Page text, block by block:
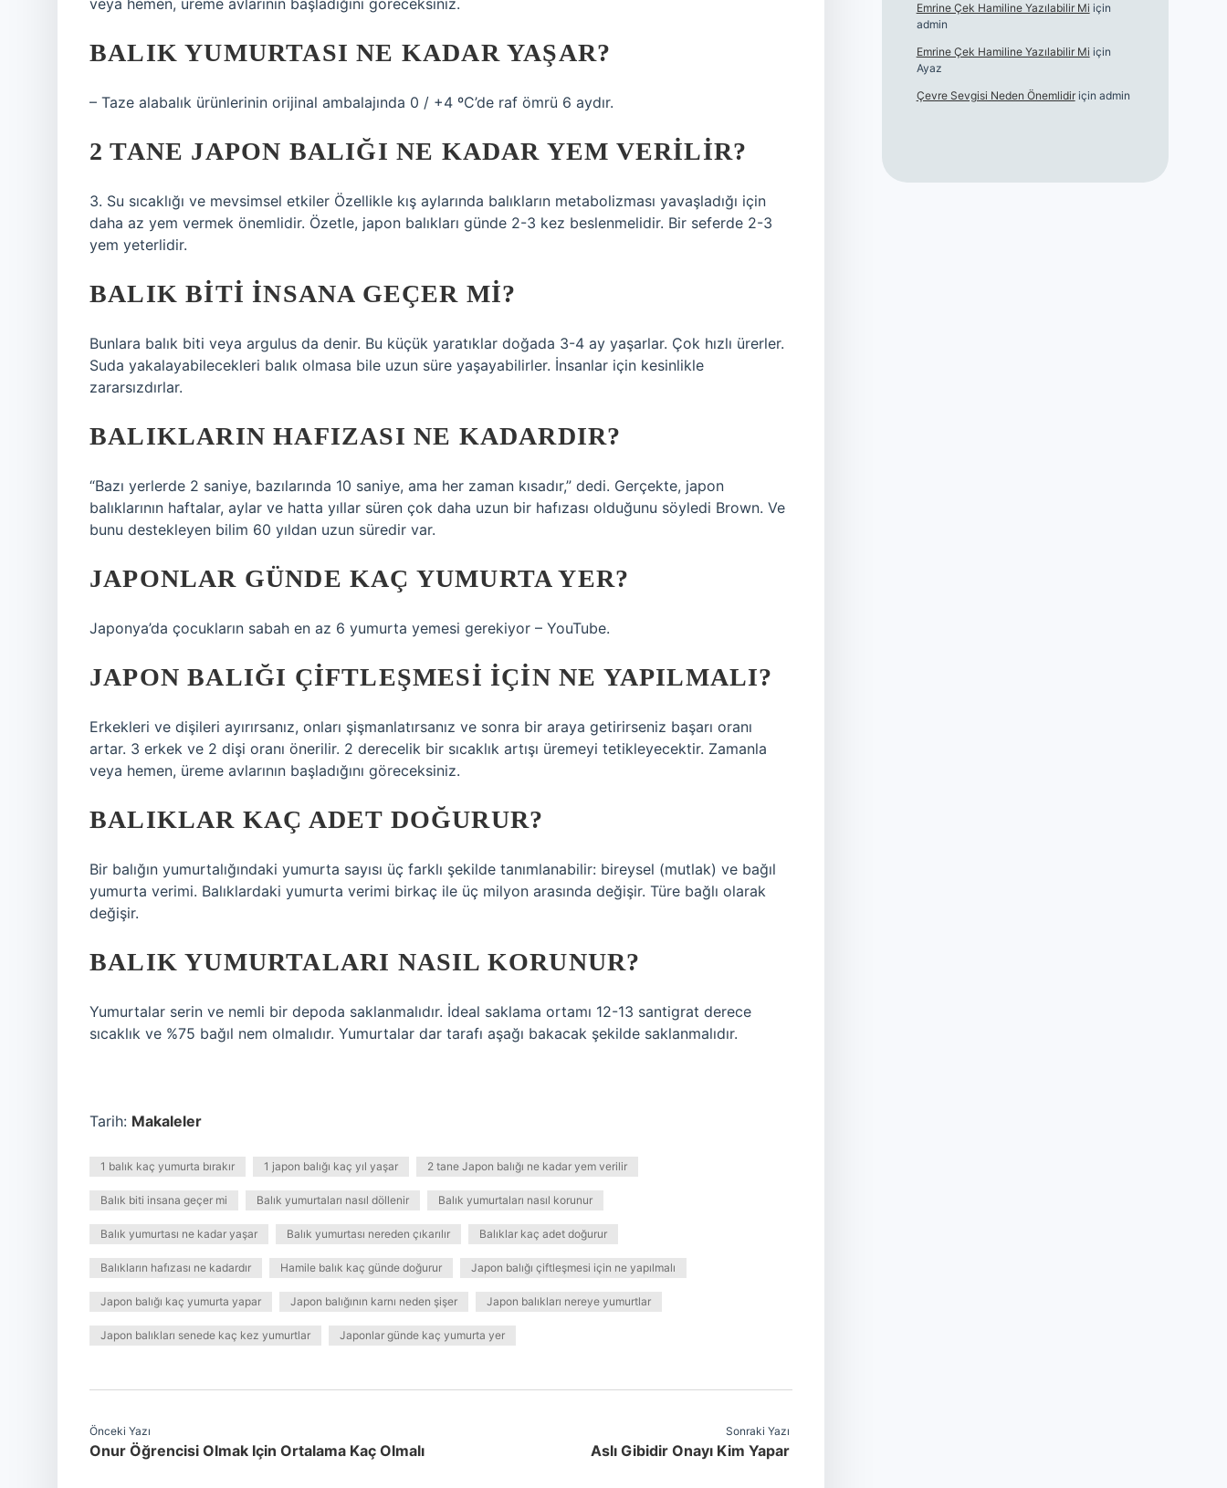
veya hemen, üreme avlarının başladığını göreceksiniz.
BALIK YUMURTASI NE KADAR YAŞAR?
– Taze alabalık ürünlerinin orijinal ambalajında ​​0 / +4 ºC’de raf ömrü 6 aydır.
2 TANE JAPON BALIĞI NE KADAR YEM VERILIR?
3. Su sıcaklığı ve mevsimsel etkiler Özellikle kış aylarında balıkların metabolizması yavaşladığı için
daha az yem vermek önemlidir. Özetle, japon balıkları günde 2-3 kez beslenmelidir. Bir seferde 2-3
yem yeterlidir.
BALIK BITI INSANA GEÇER MI?
Bunlara balık biti veya argulus da denir. Bu küçük yaratıklar doğada 3-4 ay yaşarlar. Çok hızlı ürerler.
Suda yakalayabilecekleri balık olmasa bile uzun süre yaşayabilirler. İnsanlar için kesinlikle
zararsızdırlar.
BALIKLARIN HAFIZASI NE KADARDIR?
“Bazı yerlerde 2 saniye, bazılarında 10 saniye, ama her zaman kısadır,” dedi. Gerçekte, japon
balıklarının haftalar, aylar ve hatta yıllar süren çok daha uzun bir hafızası olduğunu söyledi Brown. Ve
bunu destekleyen bilim 60 yıldan uzun süredir var.
JAPONLAR GÜNDE KAÇ YUMURTA YER?
Japonya’da çocukların sabah en az 6 yumurta yemesi gerekiyor – YouTube.
JAPON BALIĞI ÇIFTLEŞMESI IÇIN NE YAPILMALI?
Erkekleri ve dişileri ayırırsanız, onları şişmanlatırsanız ve sonra bir araya getirirseniz başarı oranı
artar. 3 erkek ve 2 dişi oranı önerilir. 2 derecelik bir sıcaklık artışı üremeyi tetikleyecektir. Zamanla
veya hemen, üreme avlarının başladığını göreceksiniz.
BALIKLAR KAÇ ADET DOĞURUR?
Bir balığın yumurtalığındaki yumurta sayısı üç farklı şekilde tanımlanabilir: bireysel (mutlak) ve bağıl
yumurta verimi. Balıklardaki yumurta verimi birkaç ile üç milyon arasında değişir. Türe bağlı olarak
değişir.
BALIK YUMURTALARI NASIL KORUNUR?
Yumurtalar serin ve nemli bir depoda saklanmalıdır. İdeal saklama ortamı 12-13 santigrat derece
sıcaklık ve %75 bağıl nem olmalıdır. Yumurtalar dar tarafı aşağı bakacak şekilde saklanmalıdır.
Tarih: Makaleler
1 balık kaç yumurta bırakır 1 japon balığı kaç yıl yaşar 2 tane Japon balığı ne kadar yem verilir
Balık biti insana geçer mi Balık yumurtaları nasıl döllenir Balık yumurtaları nasıl korunur
Balık yumurtası ne kadar yaşar Balık yumurtası nereden çıkarılır Balıklar kaç adet doğurur
Balıkların hafızası ne kadardır Hamile balık kaç günde doğurur Japon balığı çiftleşmesi için ne yapılmalı
Japon balığı kaç yumurta yapar Japon balığının karnı neden şişer Japon balıkları nereye yumurtlar
Japon balıkları senede kaç kez yumurtlar Japonlar günde kaç yumurta yer
Önceki Yazı
Onur Öğrencisi Olmak Için Ortalama Kaç Olmalı
Sonraki Yazı
Aslı Gibidir Onayı Kim Yapar
Emrine Çek Hamiline Yazılabilir Mi için
admin
Emrine Çek Hamiline Yazılabilir Mi için
Ayaz
Çevre Sevgisi Neden Önemlidiriçin admin